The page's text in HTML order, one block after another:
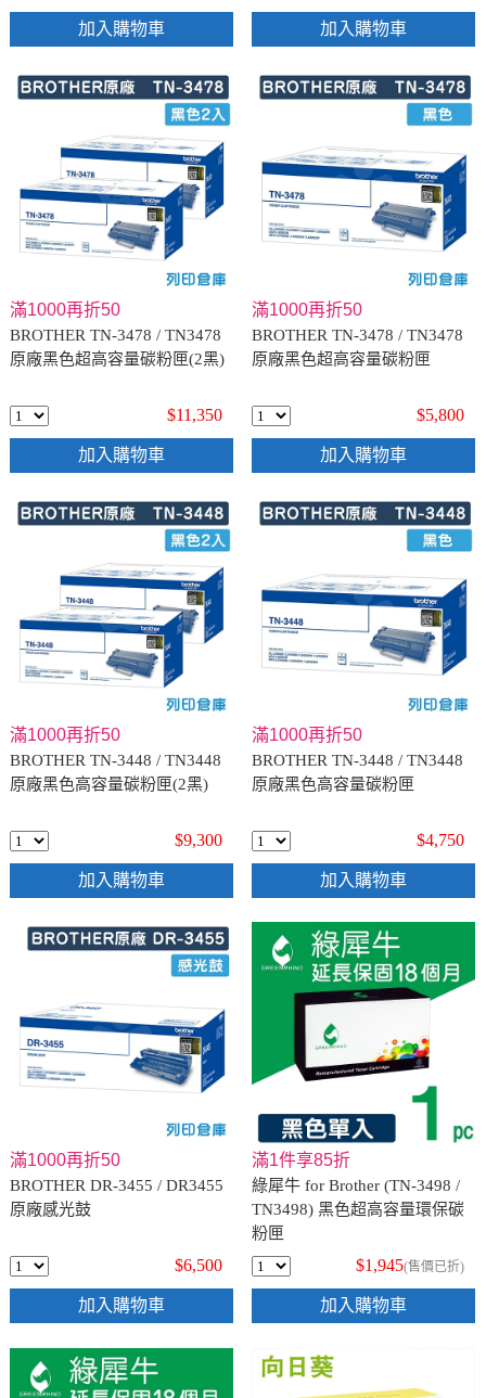
加入購物車 加入購物車
滿1000再折50
BROTHER TN-3478 / TN3478
原廠黑色超高容量碳粉匣(2黑)
$11,350
加入購物車
滿1000再折50
BROTHER TN-3478 / TN3478
原廠黑色超高容量碳粉匣
$5,800
加入購物車
滿1000再折50
BROTHER TN-3448 / TN3448
原廠黑色高容量碳粉匣(2黑)
$9,300
加入購物車
滿1000再折50
BROTHER TN-3448 / TN3448
原廠黑色高容量碳粉匣
$4,750
加入購物車
滿1000再折50
BROTHER DR-3455 / DR3455
原廠感光鼓
$6,500
加入購物車
滿1件享85折
綠犀牛 for Brother (TN-3498 /
TN3498) 黑色超高容量環保碳
粉匣
$1,945(售價已折)
加入購物車